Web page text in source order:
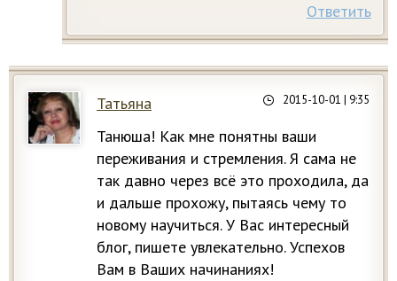
Ответить
Татьяна 2015-10-01 | 9:35
Танюша! Как мне понятны ваши
переживания и стремления. Я сама не
так давно через всё это проходила, да
и дальше прохожу, пытаясь чему то
новому научиться. У Вас интересный
блог, пишете увлекательно. Успехов
Вам в Ваших начинаниях!